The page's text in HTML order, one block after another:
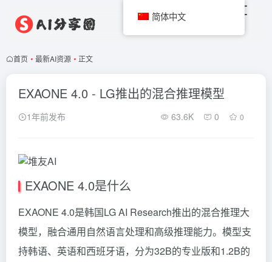
首页 • 最新AI资源 • 正文
EXAONE 4.0 - LG推出的混合推理模型
1年前发布 63.6K 0 0
EXAONE 4.0是什么
EXAONE 4.0是韩国LG AI Research推出的混合推理大
模型，融合通用自然语言处理和高级推理能力。模型支
持韩语、英语和西班牙语，分为32B的专业版和1.2B的
简体中文